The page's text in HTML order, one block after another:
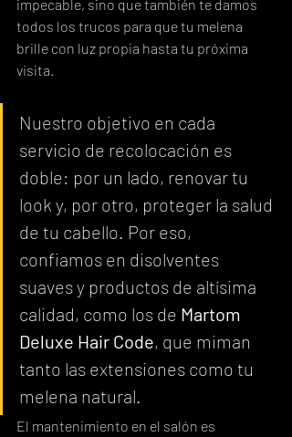
impecable, sino que también te damos
todos los trucos para que tu melena
brille con luz propia hasta tu próxima
visita.
Nuestro objetivo en cada
servicio de recolocación es
doble: por un lado, renovar tu
look y, por otro, proteger la salud
de tu cabello. Por eso,
confiamos en disolventes
suaves y productos de altísima
calidad, como los de Martom
Deluxe Hair Code, que miman
tanto las extensiones como tu
melena natural.
El mantenimiento en el salón es